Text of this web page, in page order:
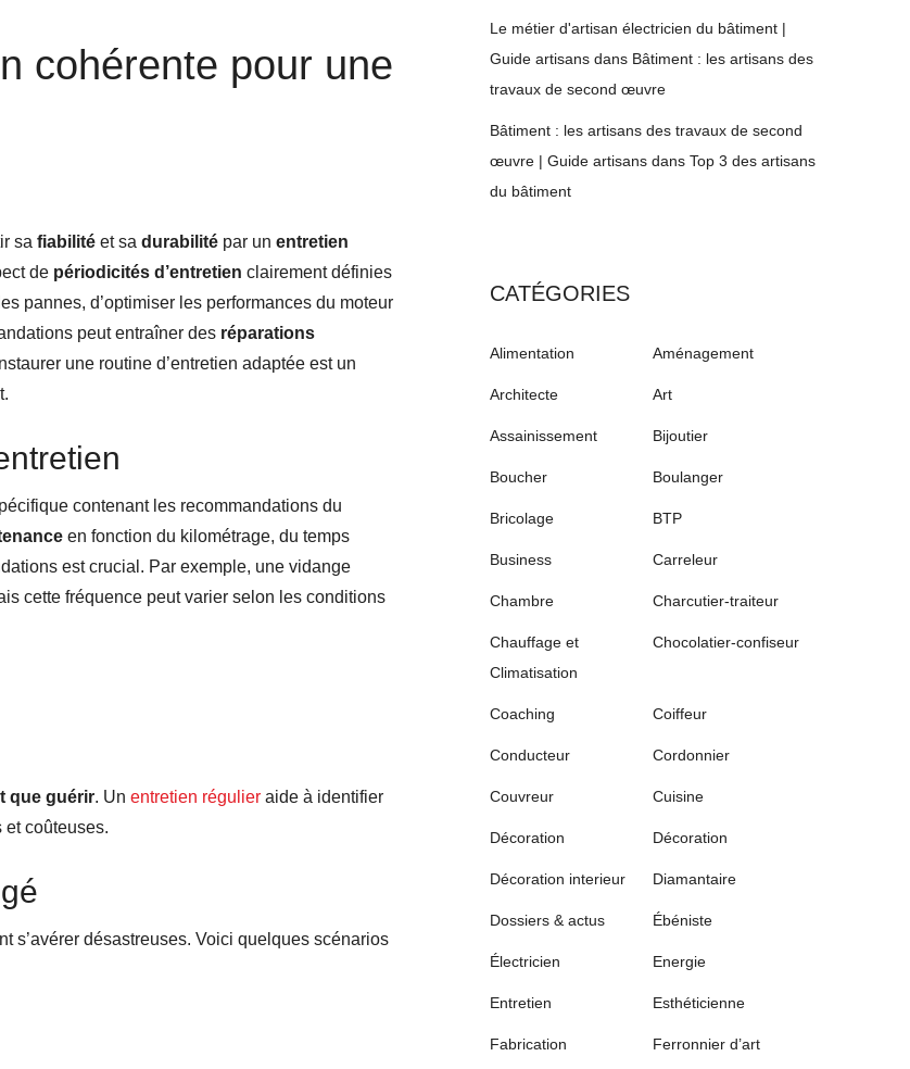
cohérente pour une
sa fiabilité et sa durabilité par un entretien
de périodicités d’entretien clairement définies
pannes, d’optimiser les performances du moteur
peut entraîner des réparations
une routine d’entretien adaptée est un
contenant les recommandations du
en fonction du kilométrage, du temps
est crucial. Par exemple, une vidange
cette fréquence peut varier selon les conditions
que guérir. Un entretien régulier aide à identifier
et coûteuses.
s’avérer désastreuses. Voici quelques scénarios
Le métier d'artisan électricien du bâtiment |
Guide artisans dans Bâtiment : les artisans des
travaux de second œuvre
Bâtiment : les artisans des travaux de second
œuvre | Guide artisans dans Top 3 des artisans
du bâtiment
CATÉGORIES
Alimentation Aménagement
Architecte Art
Assainissement Bijoutier
Boucher Boulanger
Bricolage BTP
Business Carreleur
Chambre Charcutier-traiteur
Chauffage et
Climatisation
Chocolatier-confiseur
Coaching Coiffeur
Conducteur Cordonnier
Couvreur Cuisine
Décoration Décoration
Décoration interieur Diamantaire
Dossiers & actus Ébéniste
Électricien Energie
Entretien Esthéticienne
Fabrication Ferronnier d’art